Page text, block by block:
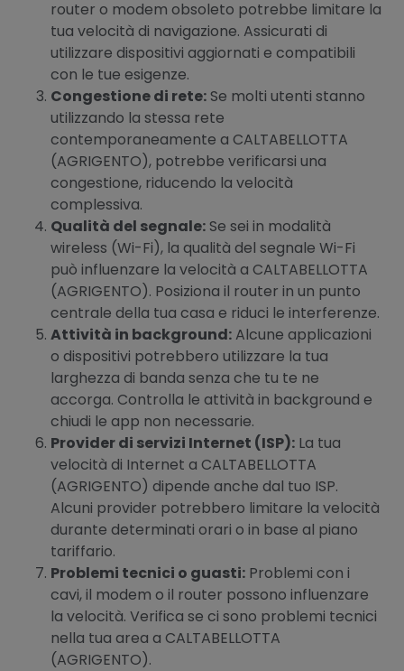
router o modem obsoleto potrebbe limitare la
tua velocità di navigazione. Assicurati di
utilizzare dispositivi aggiornati e compatibili
con le tue esigenze.
Congestione di rete: Se molti utenti stanno
utilizzando la stessa rete
contemporaneamente a CALTABELLOTTA
(AGRIGENTO), potrebbe verificarsi una
congestione, riducendo la velocità
complessiva.
Qualità del segnale: Se sei in modalità
wireless (Wi-Fi), la qualità del segnale Wi-Fi
può influenzare la velocità a CALTABELLOTTA
(AGRIGENTO). Posiziona il router in un punto
centrale della tua casa e riduci le interferenze.
Attività in background:Alcune applicazioni
o dispositivi potrebbero utilizzare la tua
larghezza di banda senza che tu te ne
accorga. Controlla le attività in background e
chiudi le app non necessarie.
Provider di servizi Internet (ISP): La tua
velocità di Internet a CALTABELLOTTA
(AGRIGENTO) dipende anche dal tuo ISP.
Alcuni provider potrebbero limitare la velocità
durante determinati orari o in base al piano
tariffario.
Problemi tecnici o guasti: Problemi con i
cavi, il modem o il router possono influenzare
la velocità. Verifica se ci sono problemi tecnici
nella tua area a CALTABELLOTTA
(AGRIGENTO).